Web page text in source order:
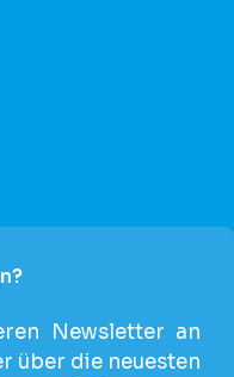
Newsletter an
über die neuesten